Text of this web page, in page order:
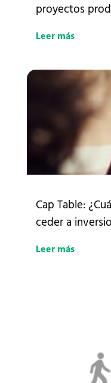
proyectos
Leer más
Cap Table:
ceder a
Leer más